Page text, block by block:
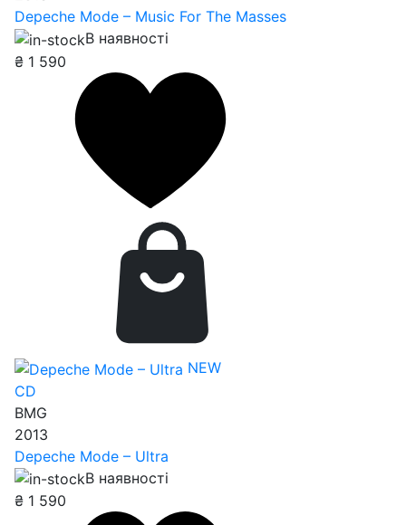
Depeche Mode – Music For The Masses
В наявності
₴ 1 590
NEW
CD
BMG
2013
Depeche Mode – Ultra
В наявності
₴ 1 590